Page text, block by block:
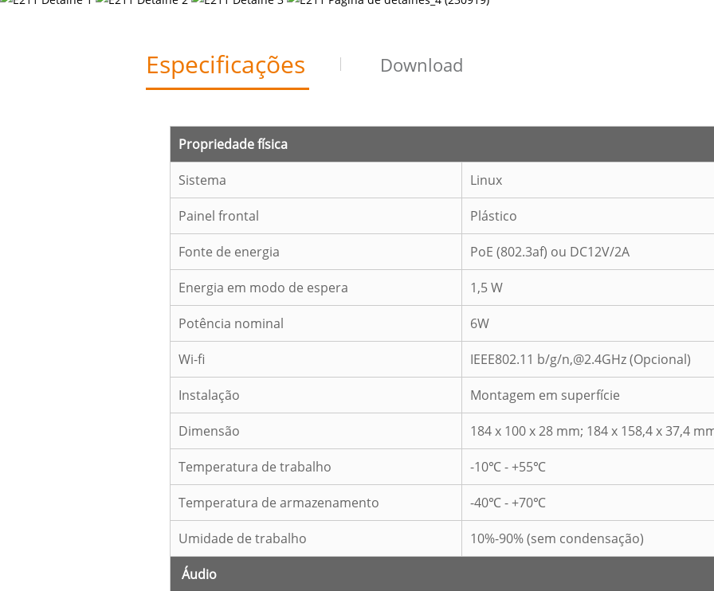
Especificações Download
Propriedade física
Sistema Linux
Painel frontal Plástico
Fonte de energia PoE (802.3af) ou DC12V/2A
Energia em modo de espera 1,5 W
Potência nominal 6W
Wi-fi IEEE802.11 b/g/n,@2.4GHz (Opcional)
Instalação Montagem em superfície
Dimensão 184 x 100 x 28 mm; 184 x 158,4 x 37,4
Temperatura de trabalho -10℃ - +55℃
Temperatura de armazenamento -40℃ - +70℃
Umidade de trabalho 10%-90% (sem condensação)
Áudio